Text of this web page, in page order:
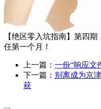
【绝区零入坑指南】第四
任第一个月！
上一篇： 一份“响应文
下一篇： 别离成为京
获